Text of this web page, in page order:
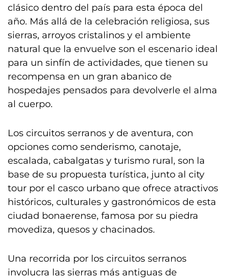
clásico dentro del país para esta época del
año. Más allá de la celebración religiosa, sus
sierras, arroyos cristalinos y el ambiente
natural que la envuelve son el escenario ideal
para un sinfín de actividades, que tienen su
recompensa en un gran abanico de
hospedajes pensados para devolverle el alma
al cuerpo.
Los circuitos serranos y de aventura, con
opciones como senderismo, canotaje,
escalada, cabalgatas y turismo rural, son la
base de su propuesta turística, junto al city
tour por el casco urbano que ofrece atractivos
históricos, culturales y gastronómicos de esta
ciudad bonaerense, famosa por su piedra
movediza, quesos y chacinados.
Una recorrida por los circuitos serranos
involucra las sierras más antiguas de